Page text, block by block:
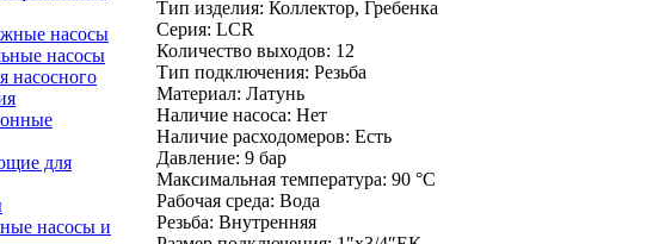
Тип изделия: Коллектор, Гребенка
Серия: LCR
Количество выходов: 12
Тип подключения: Резьба
Материал: Латунь
Наличие насоса: Нет
Наличие расходомеров: Есть
Давление: 9 бар
Максимальная температура: 90 °С
Рабочая среда: Вода
Резьба: Внутренняя
насосы
насосы
насосного
для
насосы и